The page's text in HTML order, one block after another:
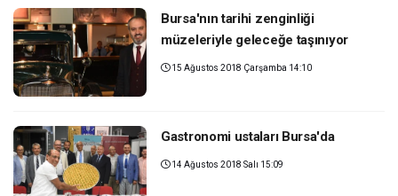
Bursa'nın tarihi zenginliği
müzeleriyle geleceğe taşınıyor
15 Ağustos 2018 Çarşamba 14:10
Gastronomi ustaları Bursa'da
14 Ağustos 2018 Salı 15:09